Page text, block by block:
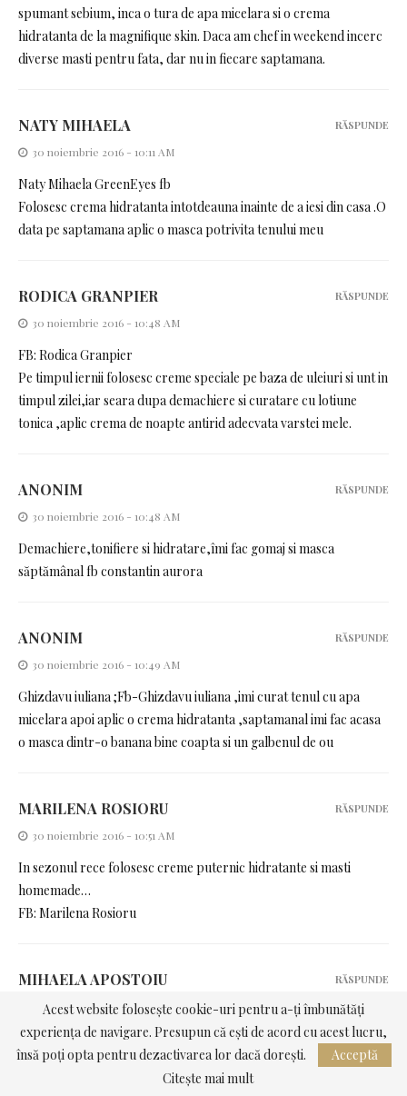
spumant sebium, inca o tura de apa micelara si o crema
hidratanta de la magnifique skin. Daca am chef in weekend incerc
diverse masti pentru fata, dar nu in fiecare saptamana.
NATY MIHAELA
30 noiembrie 2016 - 10:11 AM
Naty Mihaela GreenEyes fb
Folosesc crema hidratanta intotdeauna inainte de a iesi din casa .O
data pe saptamana aplic o masca potrivita tenului meu
RĂSPUNDE
RODICA GRANPIER
30 noiembrie 2016 - 10:48 AM
FB: Rodica Granpier
Pe timpul iernii folosesc creme speciale pe baza de uleiuri si unt in
timpul zilei,iar seara dupa demachiere si curatare cu lotiune
tonica ,aplic crema de noapte antirid adecvata varstei mele.
RĂSPUNDE
ANONIM
30 noiembrie 2016 - 10:48 AM
Demachiere,tonifiere si hidratare,îmi fac gomaj si masca
săptămânal fb constantin aurora
RĂSPUNDE
ANONIM
30 noiembrie 2016 - 10:49 AM
Ghizdavu iuliana ;Fb-Ghizdavu iuliana ,imi curat tenul cu apa
micelara apoi aplic o crema hidratanta ,saptamanal imi fac acasa
o masca dintr-o banana bine coapta si un galbenul de ou
RĂSPUNDE
MARILENA ROSIORU
30 noiembrie 2016 - 10:51 AM
In sezonul rece folosesc creme puternic hidratante si masti
homemade…
FB: Marilena Rosioru
RĂSPUNDE
MIHAELA APOSTOIU
30 noiembrie 2016 - 11:04 AM
FB:Mihaela Florentina Miha
In sezonul rece imi curat tenul cu apa micelara,folosesc creme
hidratante pentru ten sensibil,de doua ori pe saptamana imi fac
RĂSPUNDE
Acest website folosește cookie-uri pentru a-ți îmbunătăți
experiența de navigare. Presupun că ești de acord cu acest lucru,
însă poți opta pentru dezactivarea lor dacă dorești.
Acceptă
Citește mai mult